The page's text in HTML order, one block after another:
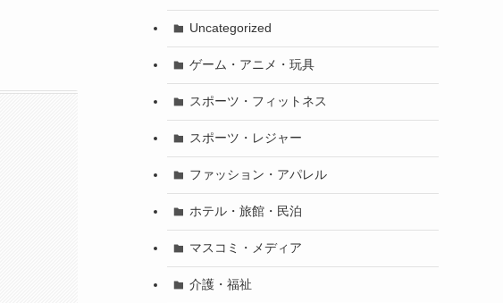
Uncategorized
ゲーム・アニメ・玩具
スポーツ・フィットネス
スポーツ・レジャー
ファッション・アパレル
ホテル・旅館・民泊
マスコミ・メディア
介護・福祉